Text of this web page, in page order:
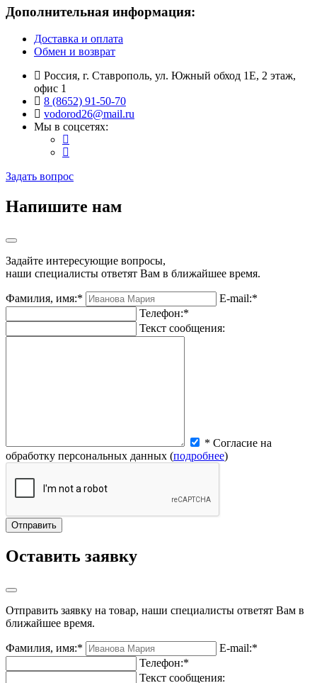
Дополнительная информация:
Доставка и оплата
Обмен и возврат
Россия, г. Ставрополь, ул. Южный обход 1Е, 2 этаж,
офис 1
8 (8652) 91-50-70
vodorod26@mail.ru
Мы в соцсетях:
Задать вопрос
Напишите нам
Задайте интересующие вопросы,
наши специалисты ответят Вам в ближайшее время.
Фамилия, имя:*
E-mail:*
Телефон:*
Текст сообщения:
* Согласие на
обработку персональных данных (подробнее)
Оставить заявку
Отправить заявку на товар, наши специалисты ответят Вам в
ближайшее время.
Фамилия, имя:*
E-mail:*
Телефон:*
Текст сообщения: